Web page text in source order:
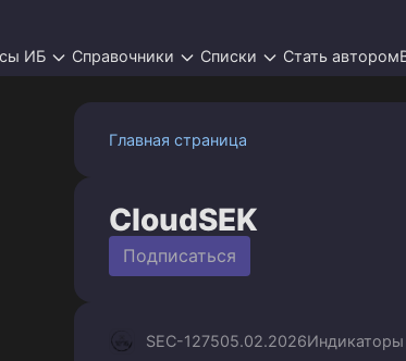
ИБ Справочники Списки Стать автором
Главная страница
CloudSEK
Подписаться
SEC-127505.02.2026